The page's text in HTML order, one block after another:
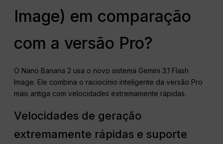
Image) em comparação
com a versão Pro?
O Nano Banana 2 usa o novo sistema Gemini 3.1 Flash
Image. Ele combina o raciocínio inteligente da versão Pro
mais antiga com velocidades extremamente rápidas.
Velocidades de geração
extremamente rápidas e suporte